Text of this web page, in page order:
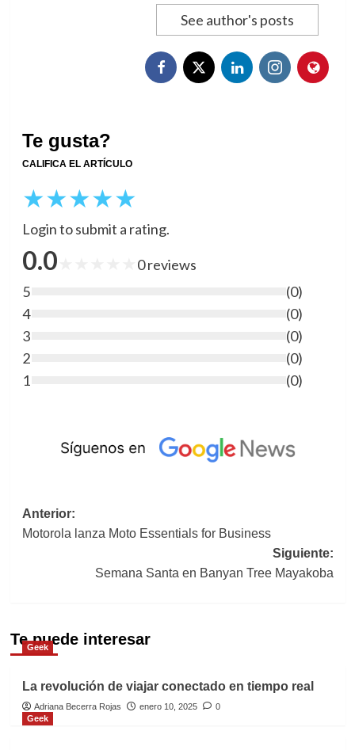
See author's posts
Te gusta?
CALIFICA EL ARTÍCULO
★★★★★
Login to submit a rating.
0.0 0 reviews
5
(0)
4
(0)
3
(0)
2
(0)
1
(0)
Navegación
de
entradas
Anterior:
Motorola lanza Moto Essentials for Business
Siguiente:
Semana Santa en Banyan Tree Mayakoba
Te puede interesar
Geek
La revolución de viajar conectado en tiempo real
Adriana Becerra Rojas enero 10, 2025
0
Geek